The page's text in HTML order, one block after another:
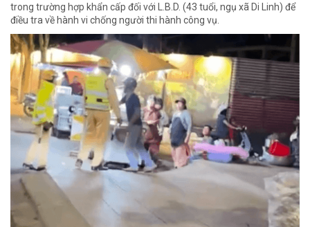
trong trường hợp khẩn cấp đối với L.B.D. (43 tuổi, ngụ xã Di Linh) để
điều tra về hành vi chống người thi hành công vụ.